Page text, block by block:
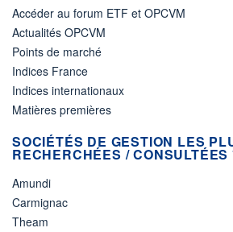
Accéder au forum ETF et OPCVM
Actualités OPCVM
Points de marché
Indices France
Indices internationaux
Matières premières
SOCIÉTÉS DE GESTION LES
RECHERCHÉES / CONSULTÉES
Amundi
Carmignac
Theam